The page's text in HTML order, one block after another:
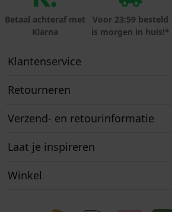
Betaal achteraf met
Klarna
Voor 23:59 besteld
is morgen in huis!*
Klantenservice
Retourneren
Verzend- en retourinformatie
Laat je inspireren
Winkel